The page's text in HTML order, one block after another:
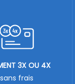
3X OU 4X
sans frais